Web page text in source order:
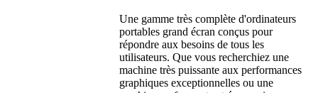
Une gamme très complète d'ordinateurs
portables grand écran conçus pour
répondre aux besoins de tous les
utilisateurs. Que vous recherchiez une
machine très puissante aux performances
graphiques exceptionnelles ou une